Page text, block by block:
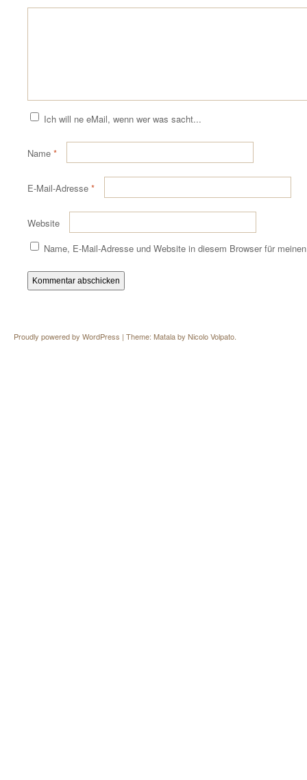
Ich will ne eMail, wenn wer was sacht...
Name *
E-Mail-Adresse *
Website
Name, E-Mail-Adresse und Website in diesem Browser für
Proudly powered by WordPress | Theme: Matala by Nicolo Volpato.